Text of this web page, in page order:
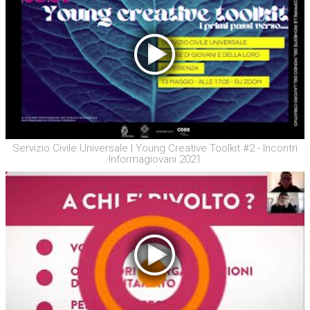
Servizio Civile Universale | Young Creative Toolkit #2 - Incontri
Informagiovani 2021